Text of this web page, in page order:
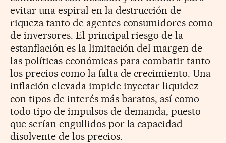
evitar una espiral en la destrucción de
riqueza tanto de agentes consumidores como
de inversores. El principal riesgo de la
estanflación es la limitación del margen de
las políticas económicas para combatir tanto
los precios como la falta de crecimiento. Una
inflación elevada impide inyectar liquidez
con tipos de interés más baratos, así como
todo tipo de impulsos de demanda, puesto
que serían engullidos por la capacidad
disolvente de los precios.